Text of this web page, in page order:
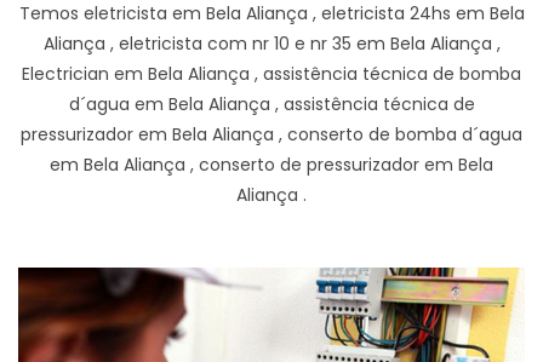
Temos eletricista em Bela Aliança , eletricista 24hs em Bela
Aliança , eletricista com nr 10 e nr 35 em Bela Aliança ,
Electrician em Bela Aliança , assistência técnica de bomba
d´agua em Bela Aliança , assistência técnica de
pressurizador em Bela Aliança , conserto de bomba d´agua
em Bela Aliança , conserto de pressurizador em Bela
Aliança .